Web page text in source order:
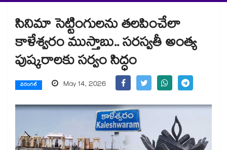
సినిమా సెట్టింగులను తలపించేలా
కాళేశ్వరం ముస్తాబు.. సరస్వతీ అంత్య
పుష్కరాలకు సర్వం సిద్ధం
వరంగల్ May 14, 2026